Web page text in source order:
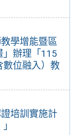
學增能暨區
」辦理「115
數位融入）教
培訓實施計